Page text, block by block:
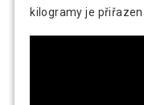
kilogramy je